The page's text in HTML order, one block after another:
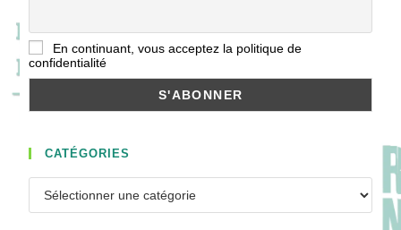
En continuant, vous acceptez la politique de
confidentialité
CATÉGORIES